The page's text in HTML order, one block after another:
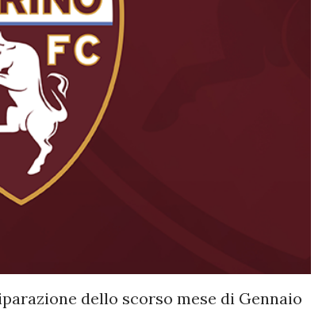
dello scorso mese di Gennaio